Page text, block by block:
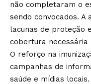
não completaram o
sendo convocados. A
lacunas de proteção
cobertura
O reforço na
campanhas de
saúde e mídias